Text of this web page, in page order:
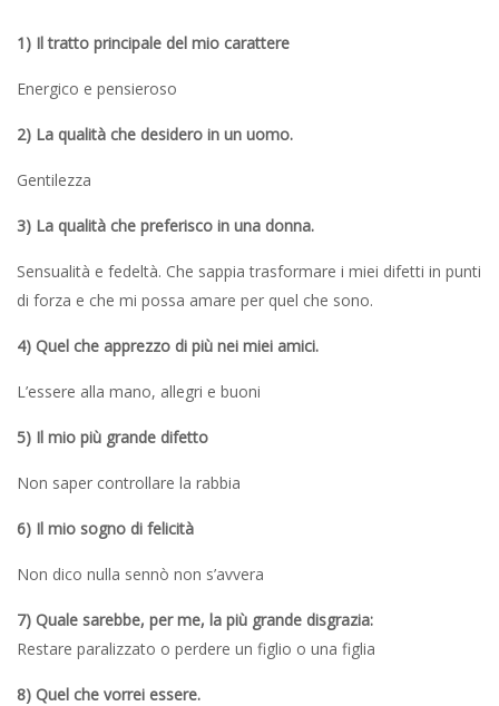
1) Il tratto principale del mio carattere
Energico e pensieroso
2) La qualità che desidero in un uomo.
Gentilezza
3) La qualità che preferisco in una donna.
Sensualità e fedeltà. Che sappia trasformare i miei difetti in punti
di forza e che mi possa amare per quel che sono.
4) Quel che apprezzo di più nei miei amici.
L’essere alla mano, allegri e buoni
5) Il mio più grande difetto
Non saper controllare la rabbia
6) Il mio sogno di felicità
Non dico nulla sennò non s’avvera
7) Quale sarebbe, per me, la più grande disgrazia:
Restare paralizzato o perdere un figlio o una figlia
8) Quel che vorrei essere.